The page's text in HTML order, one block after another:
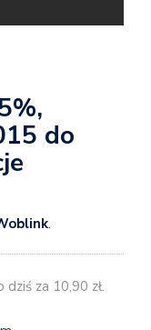
do
.
za 10,90 zł.